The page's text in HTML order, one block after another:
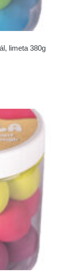
limeta 380g